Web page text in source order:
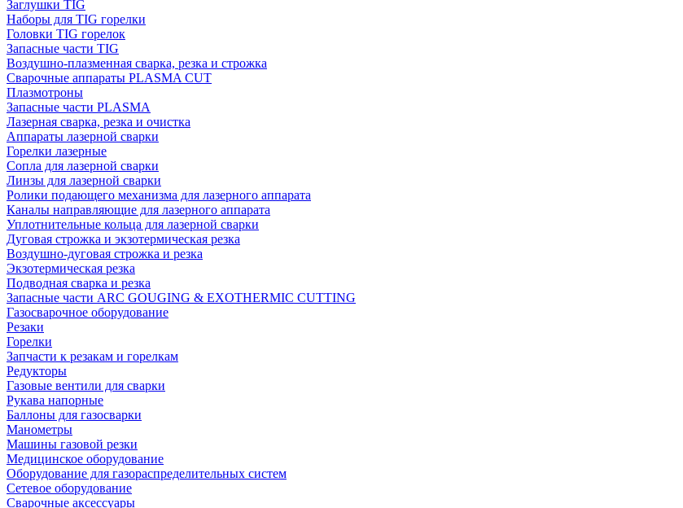
Заглушки TIG
Наборы для TIG горелки
Головки TIG горелок
Запасные части TIG
Воздушно-плазменная сварка, резка и строжка
Сварочные аппараты PLASMA CUT
Плазмотроны
Запасные части PLASMA
Лазерная сварка, резка и очистка
Аппараты лазерной сварки
Горелки лазерные
Сопла для лазерной сварки
Линзы для лазерной сварки
Ролики подающего механизма для лазерного аппарата
Каналы направляющие для лазерного аппарата
Уплотнительные кольца для лазерной сварки
Дуговая строжка и экзотермическая резка
Воздушно-дуговая строжка и резка
Экзотермическая резка
Подводная сварка и резка
Запасные части ARC GOUGING & EXOTHERMIC CUTTING
Газосварочное оборудование
Резаки
Горелки
Запчасти к резакам и горелкам
Редукторы
Газовые вентили для сварки
Рукава напорные
Баллоны для газосварки
Манометры
Машины газовой резки
Медицинское оборудование
Оборудование для газораспределительных систем
Сетевое оборудование
Сварочные аксессуары